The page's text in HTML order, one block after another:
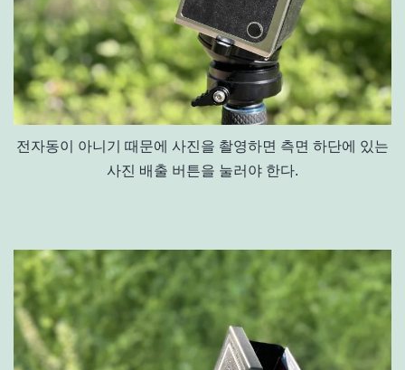
전자동이 아니기 때문에 사진을 촬영하면 측면 하단에 있는
사진 배출 버튼을 눌러야 한다.